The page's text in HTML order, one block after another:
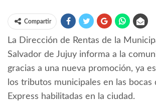
Compartir
La Dirección de Rentas de la
Salvador de Jujuy informa a la
gracias a una nueva promoción, ya
los tributos municipales en las bocas
Express habilitadas en la ciudad.